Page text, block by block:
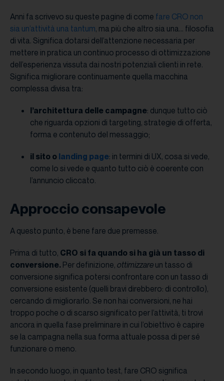
Anni fa scrivevo su queste pagine di come fare CRO non
sia un’attività una tantum, ma più che altro sia una… filosofia
di vita. Significa dotarsi dell’attenzione necessaria per
mettere in pratica un continuo processo di ottimizzazione
dell’esperienza vissuta dai nostri potenziali clienti in rete.
Significa migliorare continuamente quella macchina
complessa divisa tra:
l’architettura delle campagne: dunque tutto ciò
che riguarda opzioni di targeting, strategie di offerta,
forma e contenuto del messaggio;
il sito o landing page: in termini di UX, cosa si vede,
come lo si vede e quanto tutto ciò è coerente con
l’annuncio cliccato.
Approccio consapevole
A questo punto, è bene fare due premesse.
Prima di tutto, CRO si fa quando si ha già un tasso di
conversione. Per definizione, ottimizzare un tasso di
conversione significa potersi confrontare con un tasso di
conversione esistente (quelli bravi direbbero: di controllo),
cercando di migliorarlo. Se non hai conversioni, ne hai
troppo poche o di scarso significato per l’attività, ti trovi
ancora in quella fase preliminare in cui l’obiettivo è capire
se la campagna nella sua forma attuale possa di per sé
funzionare o meno.
In secondo luogo, in quanto test, fare CRO significa